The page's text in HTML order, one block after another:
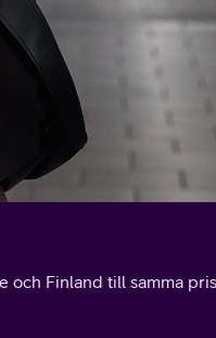
och Finland till samma